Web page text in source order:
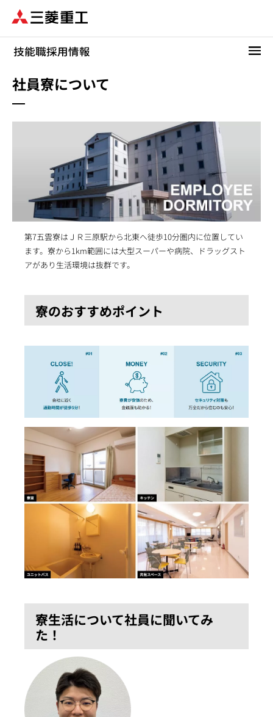
ン
社員寮について
第7五雲寮はＪＲ三原駅から北東へ徒歩10分圏内に位置してい
ます。寮から1km範囲には大型スーパーや病院、ドラッグスト
アがあり生活環境は抜群です。
寮のおすすめポイント
寮生活について社員に聞いてみ
た！